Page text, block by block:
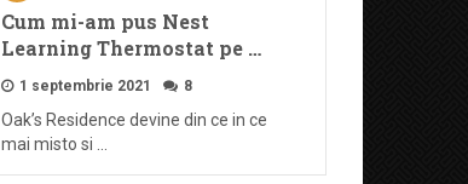
Cum mi-am pus Nest
Learning Thermostat pe …
1 septembrie 2021 8
Oak’s Residence devine din ce in ce
mai misto si …